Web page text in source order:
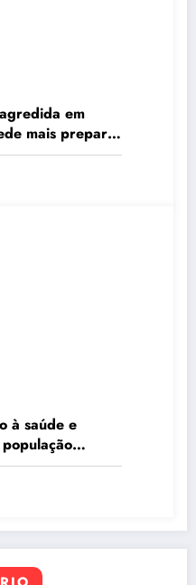
em
mais preparo
acolher
à saúde e